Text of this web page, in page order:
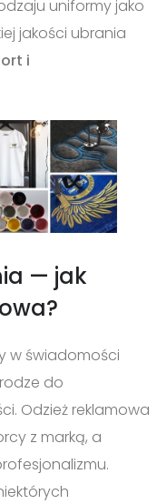
uniformy jako
jakości ubrania
i
— jak
w świadomości
do
Odzież reklamowa
z marką, a